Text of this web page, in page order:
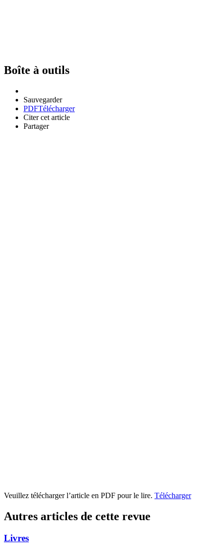
Boîte à outils
Sauvegarder
PDFTélécharger
Citer cet article
Partager
Veuillez télécharger l’article en PDF pour le lire. Télécharger
Autres articles de cette revue
Livres